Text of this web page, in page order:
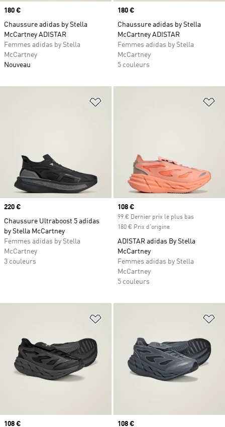
Prix
180 €
Chaussure adidas by Stella
McCartney ADISTAR
Femmes adidas by Stella
McCartney
Nouveau
Prix
180 €
Chaussure adidas by Stella
McCartney ADISTAR
Femmes adidas by Stella
McCartney
5 couleurs
Ajouter à la Liste de produits
Prix
220 €
Chaussure Ultraboost 5 adidas
by Stella McCartney
Femmes adidas by Stella
McCartney
3 couleurs
Prix actuel
108 €
99 € Dernier prix le plus bas
180 € Prix d'origine
ADISTAR adidas By Stella
McCartney
Femmes adidas by Stella
McCartney
5 couleurs
Ajouter à la Liste de produits
Prix actuel
108 € Prix actuel
108 €